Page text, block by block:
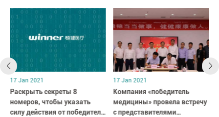
17 Jan 2021
Раскрыть секреты 8
номеров, чтобы указать
силу действия от победителя
17 Jan 2021
Компания «победитель
медицины» провела встречу
с представителями